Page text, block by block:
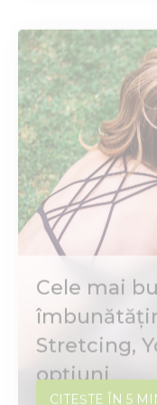
Cele mai
Stretcing,
opțiuni
CITEȘTE ÎN 5
#FITNESS